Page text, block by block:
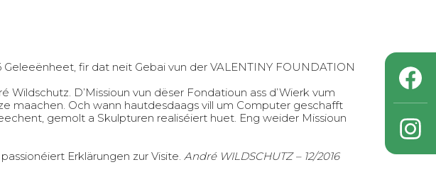
Geleeënheet, fir dat neit Gebai vun der VALENTINY FOUNDATION
D’Missioun vun dëser Fondatioun ass d’Wierk vum
maachen. Och wann hautdesdaags vill um Computer geschafft
gemolt a Skulpturen realiséiert huet. Eng weider Missioun
Erklärungen zur Visite. André WILDSCHUTZ – 12/2016